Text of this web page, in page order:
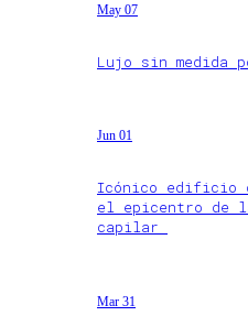
May 07
Lujo sin medida
Jun 01
Icónico edificio
el epicentro de
capilar
Mar 31